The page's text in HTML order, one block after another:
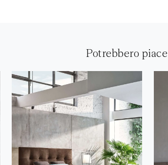
Potrebbero